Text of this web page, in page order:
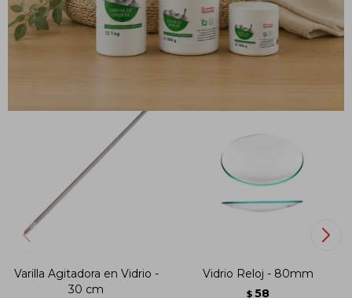
PRODUCTOS QUE TE PUEDEN INTERESAR
Varilla Agitadora en Vidrio -
30 cm
Vidrio Reloj - 80mm
$ 58